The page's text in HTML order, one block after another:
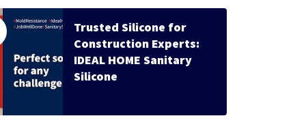
Trusted Silicone for
Construction Experts:
IDEAL HOME Sanitary
Silicone